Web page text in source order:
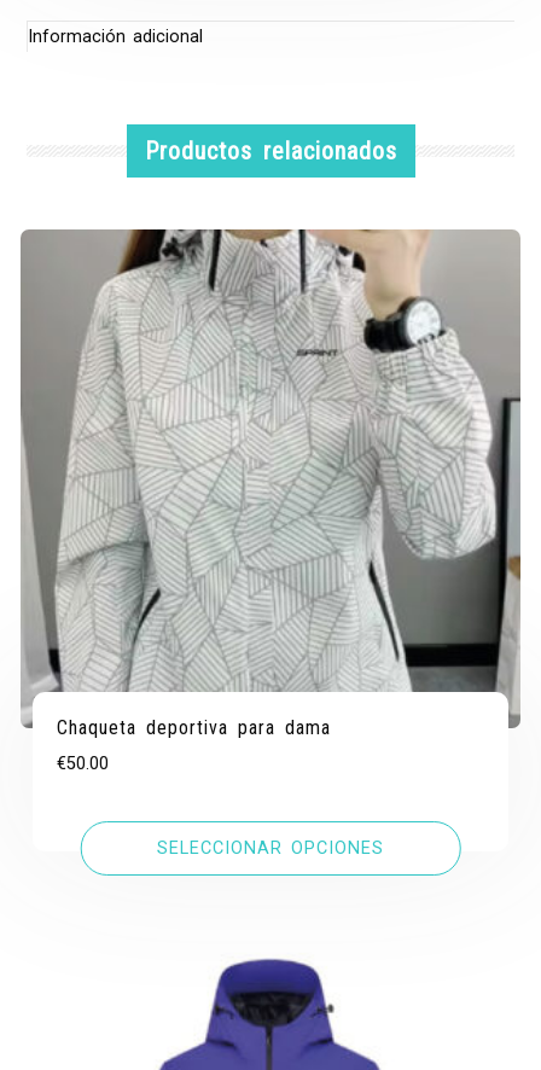
Información adicional
Productos relacionados
Chaqueta deportiva para dama
€50.00
SELECCIONAR OPCIONES